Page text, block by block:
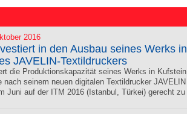
2016
in den Ausbau seines Werks
JAVELIN-Textildruckers
die Produktionskapazität seines Werks in
nach seinem neuen digitalen Textildrucker
Juni auf der ITM 2016 (Istanbul, Türkei) gerecht zu